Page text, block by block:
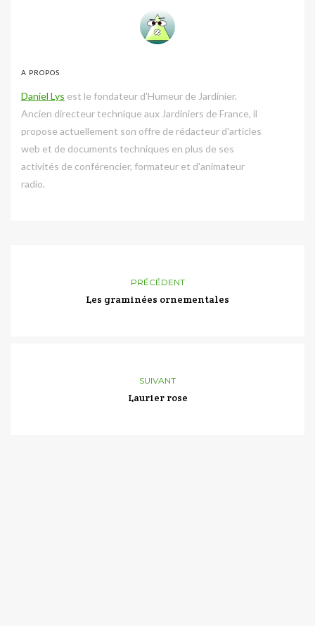
A PROPOS
Daniel Lys est le fondateur d'Humeur de Jardinier.
Ancien directeur technique aux Jardiniers de France, il
propose actuellement son offre de rédacteur d'articles
web et de documents techniques en plus de ses
activités de conférencier, formateur et d'animateur
radio.
PRÉCÉDENT
Les graminées ornementales
SUIVANT
Laurier rose